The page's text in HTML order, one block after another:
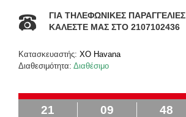
ΓΙΑ ΤΗΛΕΦΩΝΙΚΕΣ ΠΑΡΑΓΓΕΛΙΕΣ
ΚΑΛΕΣΤΕ ΜΑΣ ΣΤΟ 2107102436
Κατασκευαστής: XO Havana
Διαθεσιμότητα: Διαθέσιμο
21 09 48